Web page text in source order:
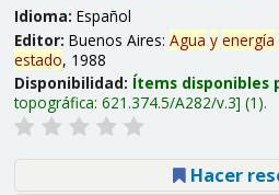
Idioma: Español
Editor: Buenos Aires: Agua y energía
estado, 1988
Disponibilidad: Ítems disponibles
topográfica: 621.374.5/A282/v.3 (1).
Hacer